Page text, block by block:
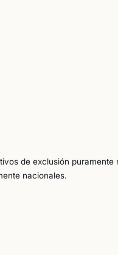
de exclusión puramente
nacionales.